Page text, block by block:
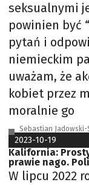
seksualnymi
powinien być
pytań i
niemieckim
uważam, że
kobiet przez
moralnie go
Sebastian Jadowski-
2023-10-19
Kalifornia:
prawie nago.
W lipcu 2022